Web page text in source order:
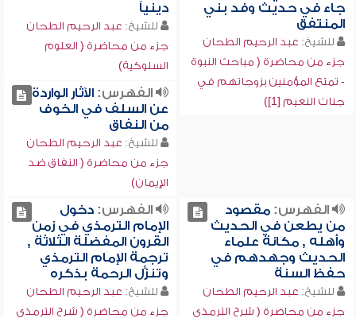
جاء في حديث وفد بني
المنتفق
للشيخ: عبد الرحيم الطحان
جزء من محاضرة ( مباحث النبوة
- تمتع المؤمنين بزوجاتهم في
جنات النعيم [1])
دينياً
للشيخ: عبد الرحيم الطحان
جزء من محاضرة ( العلوم
السلوكية)
الفهرس:الآثار الواردة
عن السلف في الخوف
من النفاق
للشيخ: عبد الرحيم الطحان
جزء من محاضرة ( النفاق ضد
الإيمان)
الفهرس:مقصود
من يطعن في الحديث
وأهله , مكانة علماء
الحديث وجهدهم في
حفظ السنة
للشيخ: عبد الرحيم الطحان
جزء من محاضرة ( شرح الترمذي
الفهرس:دخول
الإمام الترمذي في زمن
القرون المفضلة الثلاثة ,
ترجمة الإمام الترمذي
وتنزُّل الرحمة بذكره
للشيخ: عبد الرحيم الطحان
جزء من محاضرة ( شرح الترمذي